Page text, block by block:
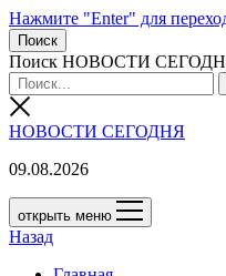
Нажмите "Enter" для
Поиск
Поиск НОВОСТИ
НОВОСТИ СЕГОДНЯ
09.08.2026
открыть меню
Назад